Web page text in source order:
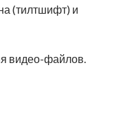
(тилтшифт) и
видео-файлов.
v6.0